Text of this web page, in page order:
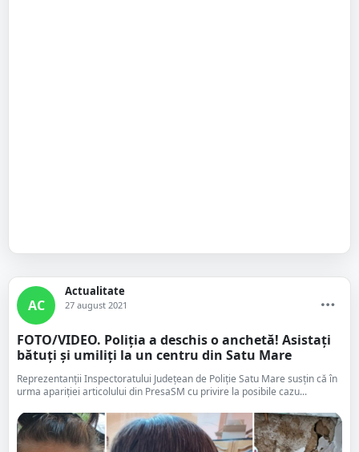
AC
Actualitate
27 august 2021
FOTO/VIDEO. Poliția a deschis o anchetă! Asistați
bătuți și umiliți la un centru din Satu Mare
Reprezentanții Inspectoratului Județean de Poliție Satu Mare susțin că în
urma apariției articolului din PresaSM cu privire la posibile cazu...